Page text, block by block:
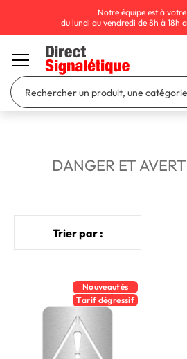
DANGER ET
Trier par :
Nouveautés
Tarif dégressif
Notre équipe est à
du lundi au vendredi de 8h à 18h